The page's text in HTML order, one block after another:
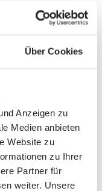
Über Cookies
Anzeigen zu
Medien anbieten
Website zu
zu Ihrer
Partner für
weiter. Unsere
2020, 2021, 2022,
2025
2026